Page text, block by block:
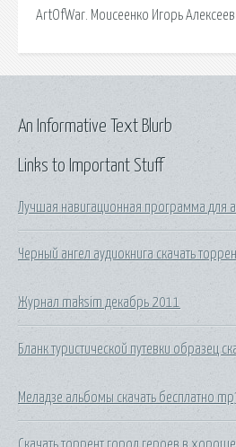
ArtOfWar. Моисеенко Игорь
Links to Important Stuff
Лучшая навигационная программа для
Черный ангел аудиокнига скачать
Журнал maksim декабрь 2011
Бланк туристической путевки образец
Меладзе альбомы скачать бесплатно
Скачать торрент город героев в
An Informative Text Blurb